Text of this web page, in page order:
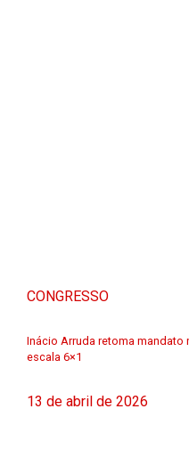
CONGRESSO
Inácio Arruda retoma mandato
escala 6×1
13 de abril de 2026